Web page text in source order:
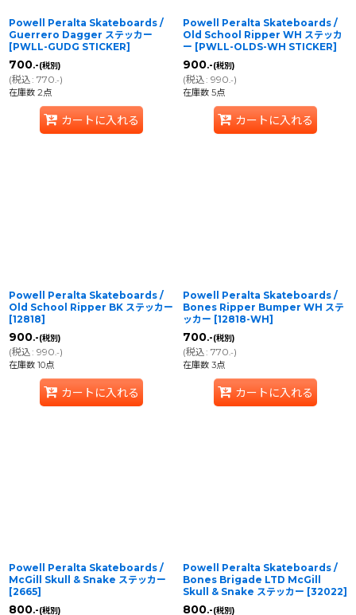
Powell Peralta Skateboards /
Guerrero Dagger ステッカー
[PWLL-GUDG STICKER]
700.-(税別)
(税込: 770 .-)
在庫数 2点
カートに入れる
Powell Peralta Skateboards /
Old School Ripper WH ステッカ
ー [PWLL-OLDS-WH STICKER]
900.-(税別)
(税込: 990 .-)
在庫数 5点
カートに入れる
Powell Peralta Skateboards /
Old School Ripper BK ステッカー
[12818]
900.-(税別)
(税込: 990 .-)
在庫数 10点
カートに入れる
Powell Peralta Skateboards /
Bones Ripper Bumper WH ステ
ッカー [12818-WH]
700.-(税別)
(税込: 770 .-)
在庫数 3点
カートに入れる
Powell Peralta Skateboards /
McGill Skull & Snake ステッカー
[2665]
800.-(税別)
Powell Peralta Skateboards /
Bones Brigade LTD McGill
Skull & Snake ステッカー [32022]
800.-(税別)